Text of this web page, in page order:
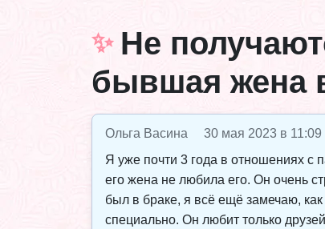
Не
бывшая жена
Ольга Васина
30 мая 2023 в 11:09
Я уже почти 3 года в отношениях с
его жена не любила его. Он очень
был в браке, я всё ещё замечаю,
специально. Он любит только